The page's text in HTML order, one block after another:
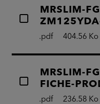
MRSLIM-
.pdf 404.56 Ko
MRSLIM-
FICHE-
.pdf 236.58 Ko